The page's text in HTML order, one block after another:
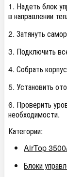
1. Надеть блок
в направлении
2. Затянуть
3. Подключить
4. Собрать
5. Установить
6. Проверить
необходимости.
Категории:
AirTop
Блоки